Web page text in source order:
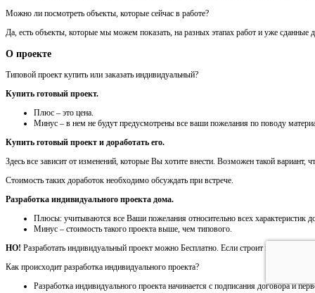
Можно ли посмотреть объекты, которые сейчас в работе?
Да, есть объекты, которые мы можем показать, на разных этапах работ и уже сданные
О проекте
Типовой проект купить или заказать индивидуальный?
Купить готовый проект.
Плюс – это цена.
Минус – в нем не будут предусмотрены все ваши пожелания по поводу
Купить готовый проект и доработать его.
Здесь все зависит от изменений, которые Вы хотите внести. Возможен такой вариант,
Стоимость таких доработок необходимо обсуждать при встрече.
Разработка индивидуального проекта дома.
Плюсы: учитываются все Ваши пожелания относительно всех характеристик
Минус – стоимость такого проекта выше, чем типового.
НО! Разработать индивидуальный проект можно Бесплатно. Если строит наша
Как происходит разработка индивидуального проекта?
Разработка индивидуального проекта начинается с подписания договора и